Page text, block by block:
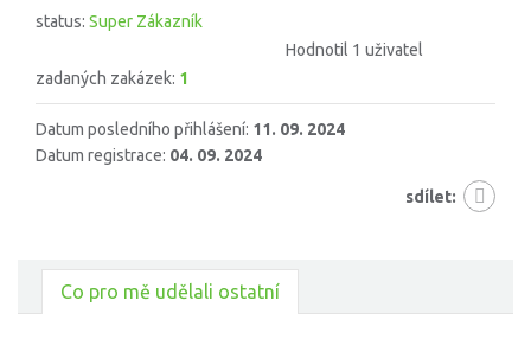
status: Super Zákazník
Hodnotil 1 uživatel
zadaných zakázek: 1
Datum posledního přihlášení: 11. 09. 2024
Datum registrace: 04. 09. 2024
sdílet:
Co pro mě udělali ostatní